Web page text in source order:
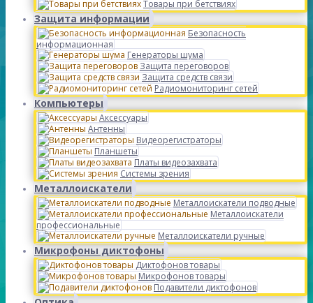
Товары при бетствиях
Защита информации
Безопасность
информационная
Генераторы шума
Защита переговоров
Защита средств связи
Радиомониторинг сетей
Компьютеры
Аксессуары
Антенны
Видеорегистраторы
Планшеты
Платы видеозахвата
Системы зрения
Металлоискатели
Металлоискатели подводные
Металлоискатели
профессиональные
Металлоискатели ручные
Микрофоны диктофоны
Диктофонов товары
Микрофонов товары
Подавители диктофонов